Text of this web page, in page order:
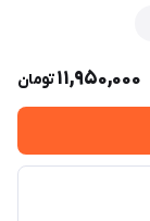
11,950,000تومان